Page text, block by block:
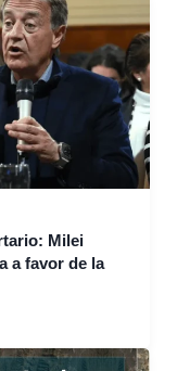
Milei
a favor de la